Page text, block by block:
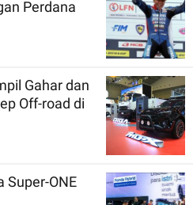
Perdana
Gahar dan
Off-road di
Super-ONE